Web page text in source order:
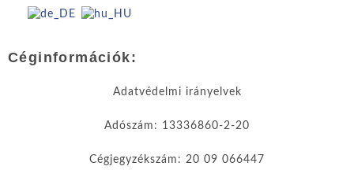
Céginformációk:
Adatvédelmi irányelvek
Adószám: 13336860-2-20
Cégjegyzékszám: 20 09 066447